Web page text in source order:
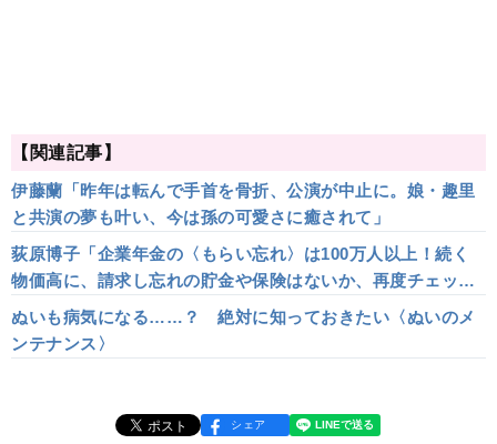
【関連記事】
伊藤蘭「昨年は転んで手首を骨折、公演が中止に。娘・趣里
と共演の夢も叶い、今は孫の可愛さに癒されて」
荻原博子「企業年金の〈もらい忘れ〉は100万人以上！続く
物価高に、請求し忘れの貯金や保険はないか、再度チェック
を」
ぬいも病気になる……？ 絶対に知っておきたい〈ぬいのメ
ンテナンス〉
シェア